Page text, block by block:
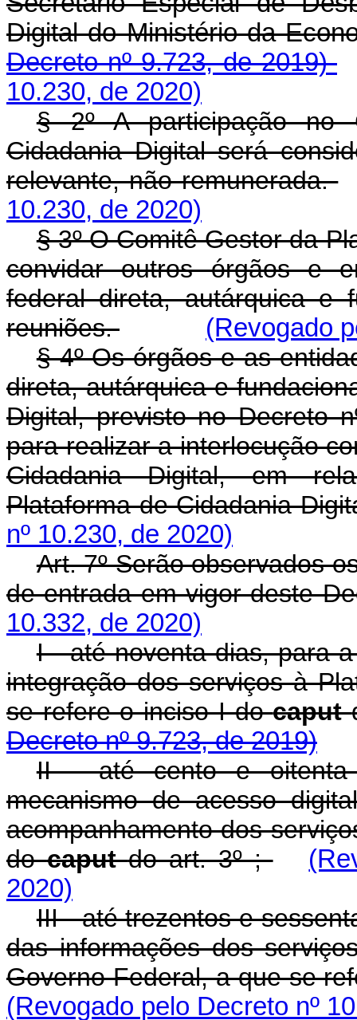
Digital do Ministério
Decreto nº 9.723, de 2019)
10.230, de 2020)
§ 2º A participação no
Cidadania Digital será
relevante, não remunerada.
10.230, de 2020)
§ 3º O Comitê Gestor da
convidar outros órgãos e
federal direta, autárquica e
reuniões.
(Revogado
§ 4º Os órgãos e as
direta, autárquica e
Digital, previsto no Decreto
para realizar a interlocução
Cidadania Digital, em
Plataforma de Cidadania
nº 10.230, de 2020)
Art. 7º Serão observados
de entrada em vigor deste
10.332, de 2020)
I - até noventa dias, para
integração dos serviços à
se refere o inciso I docaput
Decreto nº 9.723, de 2019)
II - até cento e oitenta
mecanismo de acesso
acompanhamento dos
docaputdo art. 3º ;
2020)
III - até trezentos e
das informações dos
Governo Federal, a que se
(Revogado pelo Decreto nº